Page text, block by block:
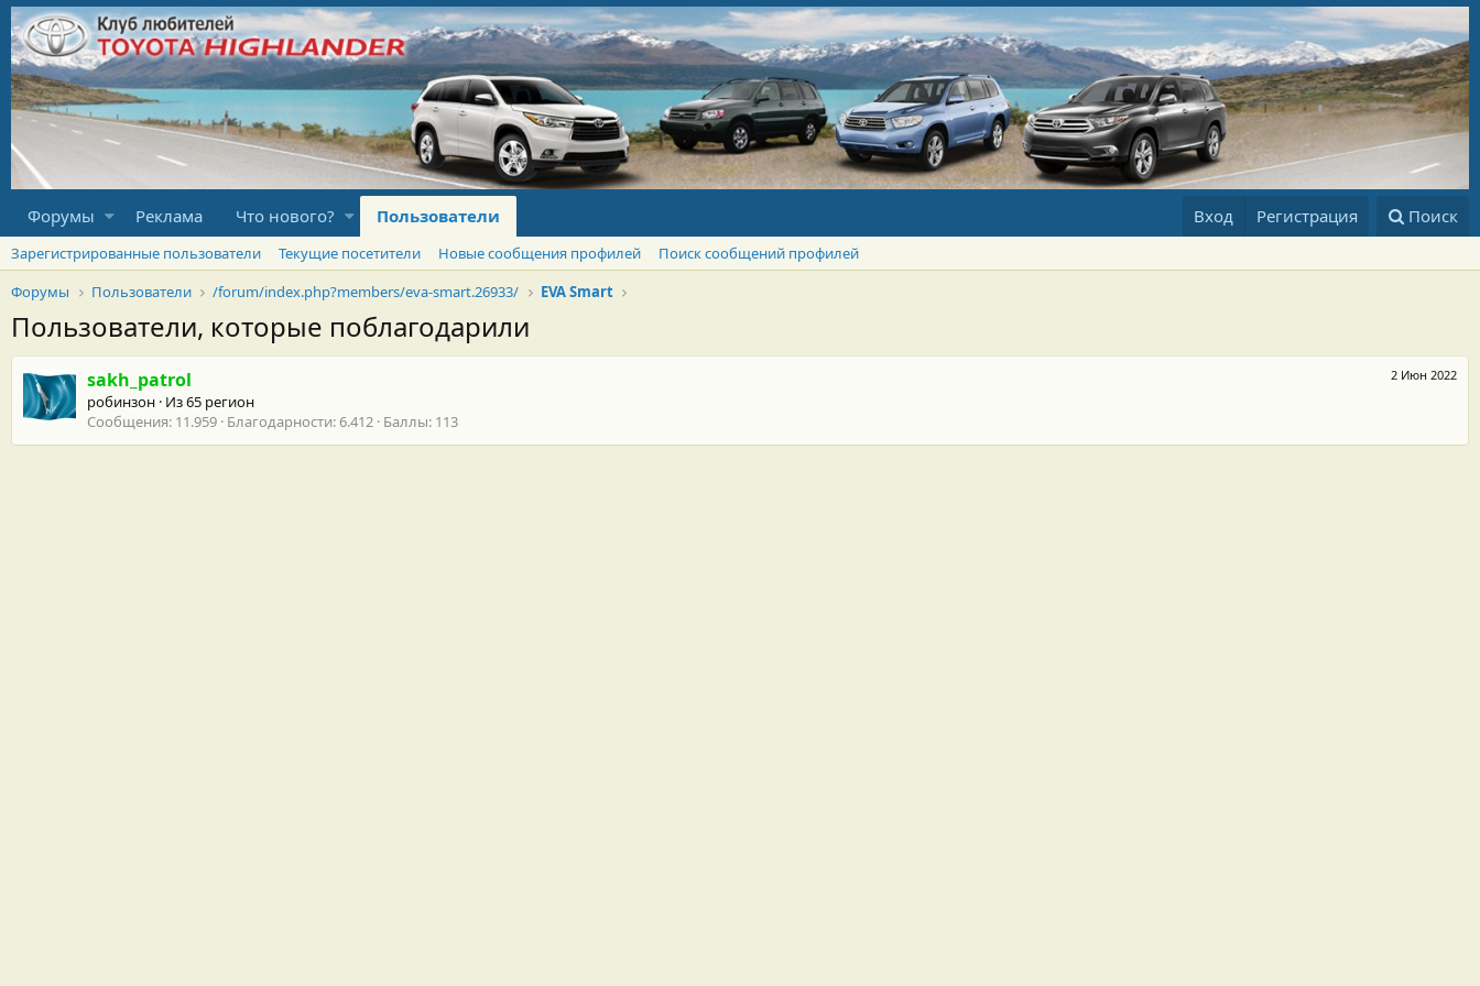
Форумы Реклама Что нового? Пользователи Вход Регистрация Поиск
Зарегистрированные пользователи Текущие посетители Новые сообщения профилей
Поиск сообщений профилей
Форумы
Пользователи /forum/index.php?members/eva-smart.26933/ EVA Smart
Пользователи, которые поблагодарили
2 Июн 2022
sakh_patrol
робинзон · Из65 регион
Сообщения 11.959 Благодарности 6.412 Баллы 113